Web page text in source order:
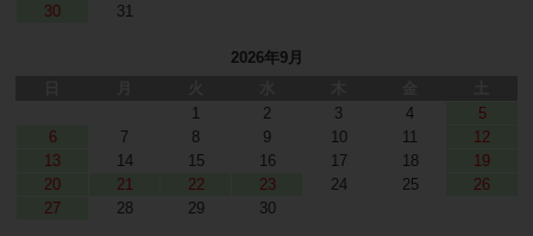
30
31
2026年9月
1
2 3 4
5
6
7 8 9 10 11
12
13
14 15 16 17 18
19
20
21 22 23 24 25
26
27
28 29 30